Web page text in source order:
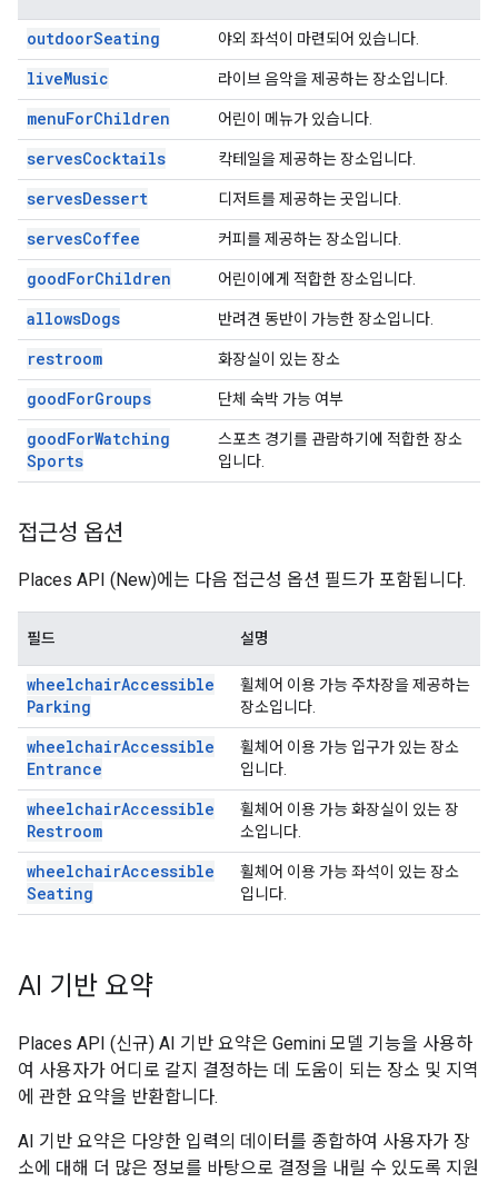
outdoorSeating 야외 좌석이 마련되어 있습니다.
liveMusic 라이브 음악을 제공하는 장소입니다.
menuForChildren 어린이 메뉴가 있습니다.
servesCocktails 칵테일을 제공하는 장소입니다.
servesDessert 디저트를 제공하는 곳입니다.
servesCoffee 커피를 제공하는 장소입니다.
goodForChildren 어린이에게 적합한 장소입니다.
allowsDogs 반려견 동반이 가능한 장소입니다.
restroom 화장실이 있는 장소
goodForGroups 단체 숙박 가능 여부
goodForWatching
Sports
스포츠 경기를 관람하기에 적합한 장소
입니다.
접근성 옵션
Places API (New)에는 다음 접근성 옵션 필드가 포함됩니다.
필드 설명
wheelchairAccessible
Parking
휠체어 이용 가능 주차장을 제공하는
장소입니다.
wheelchairAccessible
Entrance
휠체어 이용 가능 입구가 있는 장소
입니다.
wheelchairAccessible
Restroom
휠체어 이용 가능 화장실이 있는 장
소입니다.
wheelchairAccessible
Seating
휠체어 이용 가능 좌석이 있는 장소
입니다.
AI 기반 요약
Places API (신규) AI 기반 요약은 Gemini 모델 기능을 사용하
여 사용자가 어디로 갈지 결정하는 데 도움이 되는 장소 및 지역
에 관한 요약을 반환합니다.
AI 기반 요약은 다양한 입력의 데이터를 종합하여 사용자가 장
소에 대해 더 많은 정보를 바탕으로 결정을 내릴 수 있도록 지원